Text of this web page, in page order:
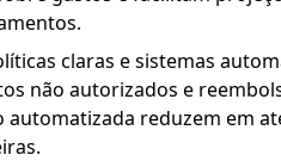
claras e sistemas
não autorizados e
reduzem em